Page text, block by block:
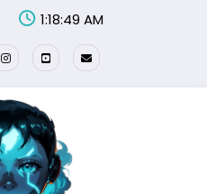
1:18:49 AM